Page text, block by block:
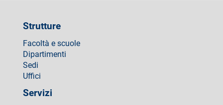
Strutture
Facoltà e scuole
Dipartimenti
Sedi
Uffici
Servizi